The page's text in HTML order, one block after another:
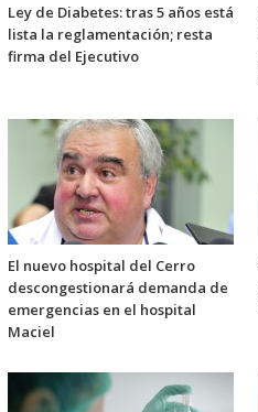
Ley de Diabetes: tras 5 años está
lista la reglamentación; resta
firma del Ejecutivo
El nuevo hospital del Cerro
descongestionará demanda de
emergencias en el hospital
Maciel